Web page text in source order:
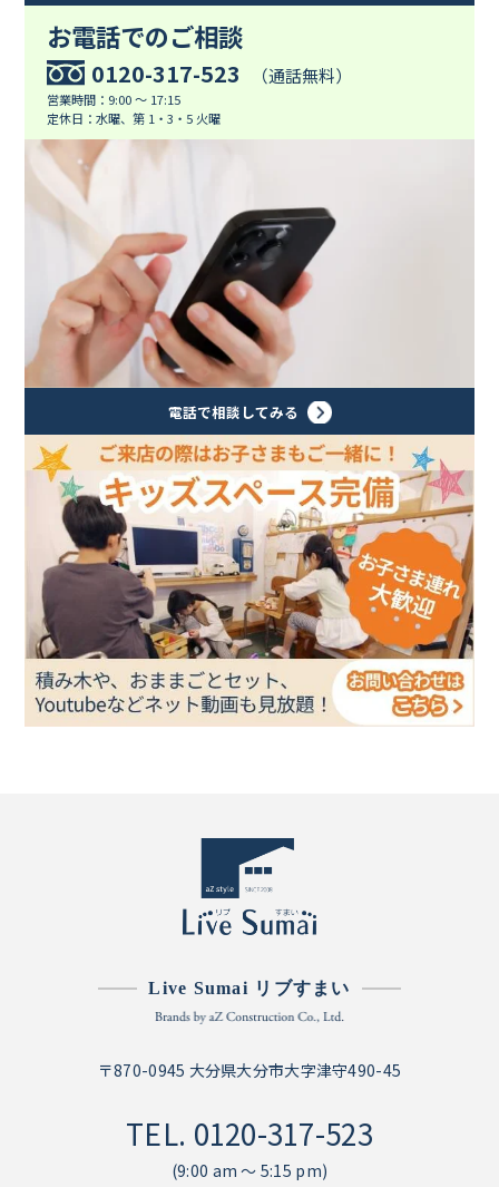
お電話でのご相談
0120-317-523 （通話無料）
営業時間：9:00 ～ 17:15
定休日：水曜、第 1・3・5 火曜
電話で相談してみる
Live Sumai リブすまい
〒870-0945 大分県大分市大字津守490-45
TEL. 0120-317-523
(9:00 am ～ 5:15 pm)